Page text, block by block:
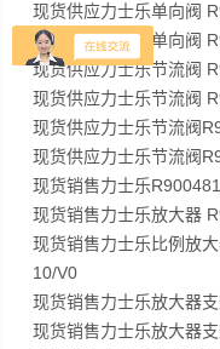
现货供应力士乐单向阀
现货供应力士乐单向阀
现货供应力士乐节流阀
现货供应力士乐节流阀
现货供应力士乐节流阀
现货供应力士乐节流阀
现货销售力士乐
现货销售力士乐放大器
现货销售力士乐比例放
10/V0
现货销售力士乐放大器
现货销售力士乐放大器